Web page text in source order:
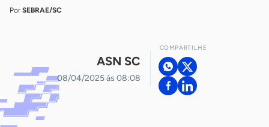
Por SEBRAE/SC
ASN SC
08/04/2025 às 08:08
COMPARTILHE